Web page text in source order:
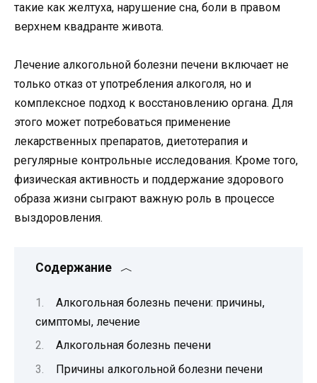
такие как желтуха, нарушение сна, боли в правом
верхнем квадранте живота.
Лечение алкогольной болезни печени включает не
только отказ от употребления алкоголя, но и
комплексное подход к восстановлению органа. Для
этого может потребоваться применение
лекарственных препаратов, диетотерапия и
регулярные контрольные исследования. Кроме того,
физическая активность и поддержание здорового
образа жизни сыграют важную роль в процессе
выздоровления.
Содержание
Алкогольная болезнь печени: причины,
симптомы, лечение
Алкогольная болезнь печени
Причины алкогольной болезни печени